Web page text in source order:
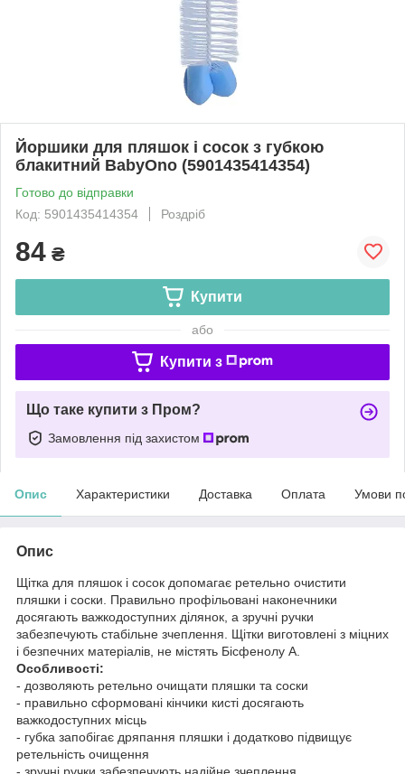
Йоршики для пляшок і сосок з губкою
блакитний BabyOno (5901435414354)
Готово до відправки
Код: 5901435414354
Роздріб
84 ₴
Купити
або
Купити з
Що таке купити з Пром?
Замовлення під захистом
Опис Характеристики Доставка Оплата Умови
Опис
Щітка для пляшок і сосок допомагає ретельно очистити
пляшки і соски. Правильно профільовані наконечники
досягають важкодоступних ділянок, а зручні ручки
забезпечують стабільне зчеплення. Щітки виготовлені з міцних
і безпечних матеріалів, не містять Бісфенолу А.
Особливості:
- дозволяють ретельно очищати пляшки та соски
- правильно сформовані кінчики кисті досягають
важкодоступних місць
- губка запобігає дряпання пляшки і додатково підвищує
ретельність очищення
- зручні ручки забезпечують надійне зчеплення